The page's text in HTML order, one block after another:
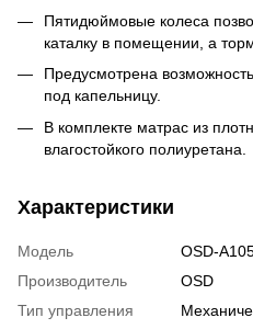
Пятидюймовые колеса
каталку в помещении, а
Предусмотрена
под капельницу.
В комплекте матрас из
влагостойкого полиуретана.
Характеристики
Модель
OSD-
Производитель
OSD
Тип управления